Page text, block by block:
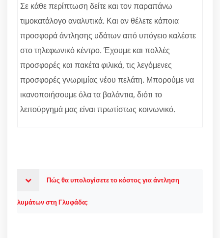
Σε κάθε περίπτωση δείτε και τον παραπάνω
τιμοκατάλογο αναλυτικά. Και αν θέλετε κάποια
προσφορά άντλησης υδάτων από υπόγειο καλέστε
στο τηλεφωνικό κέντρο. Έχουμε και πολλές
προσφορές και πακέτα φιλικά, τις λεγόμενες
προσφορές γνωριμίας νέου πελάτη. Μπορούμε να
ικανοποιήσουμε όλα τα βαλάντια, διότι το
λειτούργημά μας είναι πρωτίστως κοινωνικό.
Πώς θα υπολογίσετε το κόστος για άντληση
λυμάτων στη Γλυφάδα;